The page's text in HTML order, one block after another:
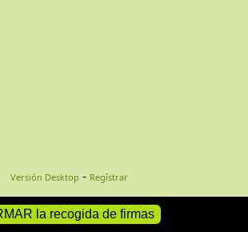
Versión Desktop - Regístrar